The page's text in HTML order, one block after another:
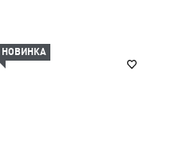
НОВИНКА